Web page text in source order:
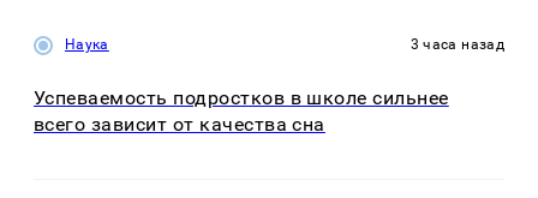
Наука 3 часа назад
Успеваемость подростков в школе сильнее
всего зависит от качества сна